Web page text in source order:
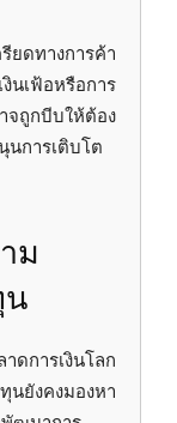
ยดทางการค้า
นเฟ้อหรือการ
ถูกบีบให้ต้อง
นการเติบโต
ม
น
การเงินโลก
นยังคงมองหา